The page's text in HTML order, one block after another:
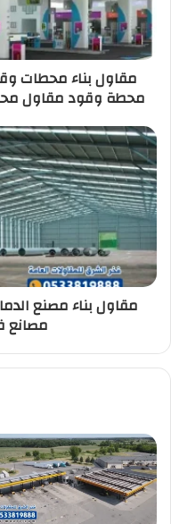
محطة وقود مقاول
مصانع